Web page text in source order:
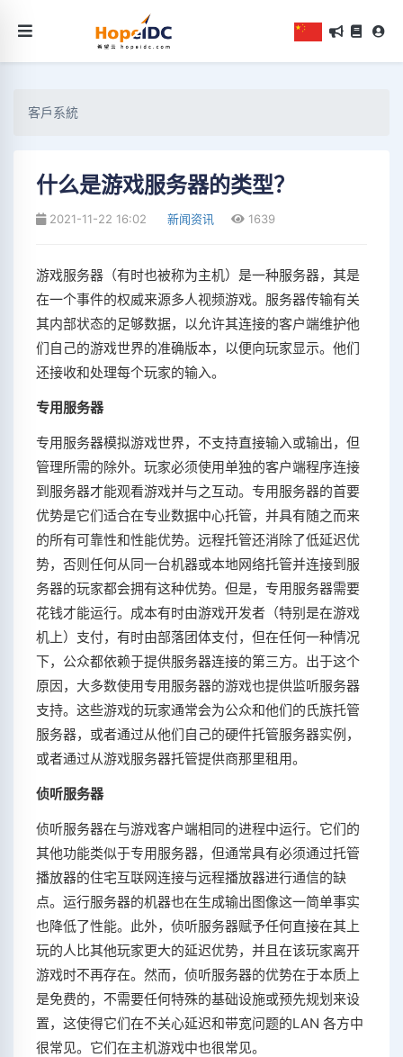
客戶系統
什么是游戏服务器的类型？
2021-11-22 16:02 新闻资讯 1639
游戏服务器（有时也被称为主机）是一种服务器，其是
在一个事件的权威来源多人视频游戏。服务器传输有关
其内部状态的足够数据，以允许其连接的客户端维护他
们自己的游戏世界的准确版本，以便向玩家显示。他们
还接收和处理每个玩家的输入。
专用服务器
专用服务器模拟游戏世界，不支持直接输入或输出，但
管理所需的除外。玩家必须使用单独的客户端程序连接
到服务器才能观看游戏并与之互动。专用服务器的首要
优势是它们适合在专业数据中心托管，并具有随之而来
的所有可靠性和性能优势。远程托管还消除了低延迟优
势，否则任何从同一台机器或本地网络托管并连接到服
务器的玩家都会拥有这种优势。但是，专用服务器需要
花钱才能运行。成本有时由游戏开发者（特别是在游戏
机上）支付，有时由部落团体支付，但在任何一种情况
下，公众都依赖于提供服务器连接的第三方。出于这个
原因，大多数使用专用服务器的游戏也提供监听服务器
支持。这些游戏的玩家通常会为公众和他们的氏族托管
服务器，或者通过从他们自己的硬件托管服务器实例，
或者通过从游戏服务器托管提供商那里租用。
侦听服务器
侦听服务器在与游戏客户端相同的进程中运行。它们的
其他功能类似于专用服务器，但通常具有必须通过托管
播放器的住宅互联网连接与远程播放器进行通信的缺
点。运行服务器的机器也在生成输出图像这一简单事实
也降低了性能。此外，侦听服务器赋予任何直接在其上
玩的人比其他玩家更大的延迟优势，并且在该玩家离开
游戏时不再存在。然而，侦听服务器的优势在于本质上
是免费的，不需要任何特殊的基础设施或预先规划来设
置，这使得它们在不关心延迟和带宽问题的LAN 各方中
很常见。它们在主机游戏中也很常见。